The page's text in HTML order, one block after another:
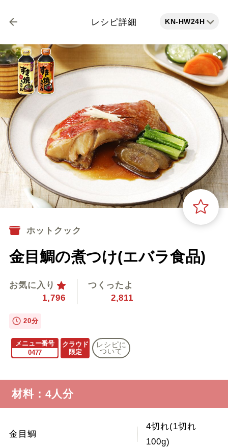
レシピ詳細 KN-HW24H
ホットクック
金目鯛の煮つけ(エバラ食品)
お気に入り
1,796
つくったよ
2,811
20分
メニュー番号
0477
クラウド
限定
レシピに
ついて
材料：4人分
金目鯛
4切れ(1切れ
100g)